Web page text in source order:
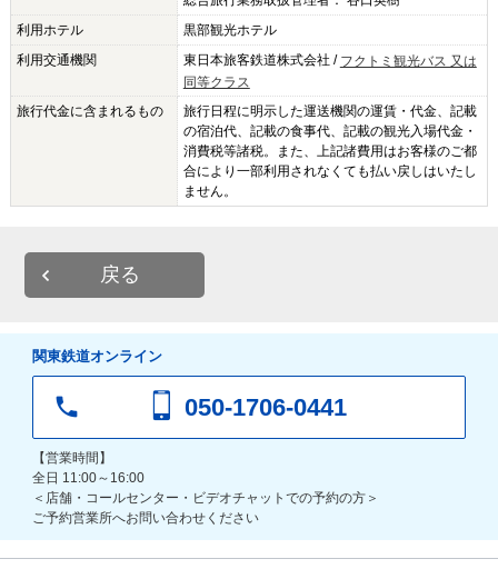
利用ホテル
黒部観光ホテル
利用交通機関
東日本旅客鉄道株式会社 / フクトミ観光バス 又は
同等クラス
旅行代金に含まれるもの
旅行日程に明示した運送機関の運賃・代金、記載
の宿泊代、記載の食事代、記載の観光入場代金・
消費税等諸税。また、上記諸費用はお客様のご都
合により一部利用されなくても払い戻しはいたし
ません。
戻る
関東鉄道オンライン
050-1706-0441
【営業時間】
全日 11:00～16:00
＜店舗・コールセンター・ビデオチャットでの予約の方＞
ご予約営業所へお問い合わせください